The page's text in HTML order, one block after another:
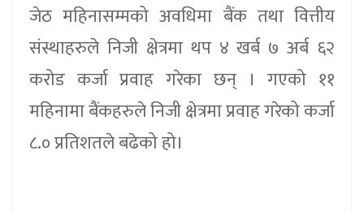
जेठ महिनासम्मको अवधिमा बैंक तथा वित्तीय
संस्थाहरुले निजी क्षेत्रमा थप ४ खर्ब ७ अर्ब ६२
करोड कर्जा प्रवाह गरेका छन् । गएको ११
महिनामा बैंकहरुले निजी क्षेत्रमा प्रवाह गरेको कर्जा
८.० प्रतिशतले बढेको हो।